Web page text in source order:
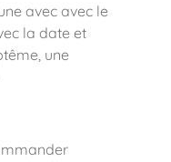
avec avec le
la date et
une